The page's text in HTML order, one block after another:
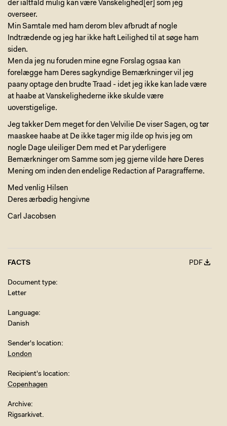
der ialtfald mulig kan være Vanskelighed[er] som jeg
overseer.
Min Samtale med ham derom blev afbrudt af nogle
Indtrædende og jeg har ikke haft Leilighed til at søge ham
siden.
Men da jeg nu foruden mine egne Forslag ogsaa kan
forelægge ham Deres sagkyndige Bemærkninger vil jeg
paany optage den brudte Traad - idet jeg ikke kan lade være
at haabe at Vanskelighederne ikke skulde være
uoverstigelige.
Jeg takker Dem meget for den Velvilie De viser Sagen, og tør
maaskee haabe at De ikke tager mig ilde op hvis jeg om
nogle Dage uleiliger Dem med et Par yderligere
Bemærkninger om Samme som jeg gjerne vilde høre Deres
Mening om inden den endelige Redaction af Paragrafferne.
Med venlig Hilsen
Deres ærbødig hengivne
Carl Jacobsen
FACTS PDF
Document type
Letter
Language
Danish
Sender's location
London
Recipient's location
Copenhagen
Archive
Rigsarkivet.